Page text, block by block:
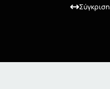
Σύγκριση